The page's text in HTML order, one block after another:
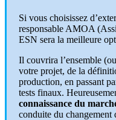
Si vous choisissez
responsable AMOA
ESN sera la meilleure
Il couvrira l’ensemble
votre projet, de la
production, en passant
tests finaux.
connaissance du
conduite du changement